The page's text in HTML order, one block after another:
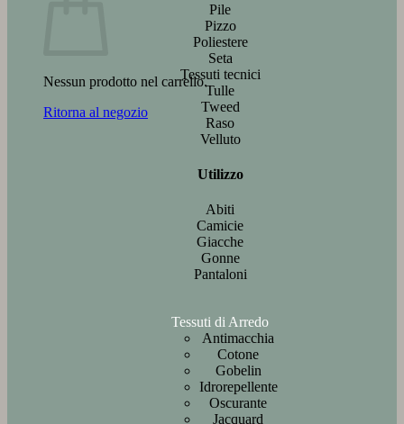
Nessun prodotto nel carrello.
Ritorna al negozio
Pile
Pizzo
Poliestere
Seta
Tessuti tecnici
Tulle
Tweed
Raso
Velluto
Utilizzo
Abiti
Camicie
Giacche
Gonne
Pantaloni
Tessuti di Arredo
Antimacchia
Cotone
Gobelin
Idrorepellente
Oscurante
Jacquard